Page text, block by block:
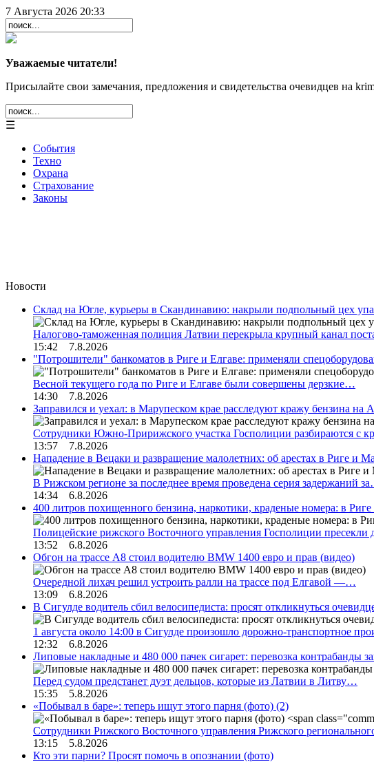
7 Августа 2026 20:33
Уважаемые читатели!
Присылайте свои замечания, предложения и свидетельства очевидцев на
☰
События
Техно
Охрана
Страхование
Законы
Новости
Склад на Югле, курьеры в Скандинавию: накрыли подпольный цех
Налогово-таможенная полиция Латвии перекрыла крупный канал
15:42 7.8.2026
"Потрошители" банкоматов в Риге и Елгаве: применяли
Весной текущего года по Риге и Елгаве были совершены дерзкие…
14:30 7.8.2026
Заправился и уехал: в Марупеском крае расследуют кражу бензина на
Сотрудники Южно-Пририжского участка Госполиции разбираются с
13:57 7.8.2026
Нападение в Вецаки и развращение малолетних: об арестах в Риге и
В Рижском регионе за последнее время проведена серия задержаний
14:34 6.8.2026
400 литров похищенного бензина, наркотики, краденые номера: в Риге
Полицейские рижского Восточного управления Госполиции пресекли
13:52 6.8.2026
Обгон на трассе А8 стоил водителю BMW 1400 евро и прав (видео)
Очередной лихач решил устроить ралли на трассе под Елгавой —…
13:09 6.8.2026
В Сигулде водитель сбил велосипедиста: просят откликнуться
1 августа около 14:00 в Сигулде произошло дорожно-транспортное
12:32 6.8.2026
Липовые накладные и 480 000 пачек сигарет: перевозка контрабанды
Перед судом предстанет дуэт дельцов, которые из Латвии в Литву…
15:35 5.8.2026
«Побывал в баре»: теперь ищут этого парня (фото) (2)
Сотрудники Рижского Восточного управления Рижского
13:15 5.8.2026
Кто эти парни? Просят помочь в опознании (фото)